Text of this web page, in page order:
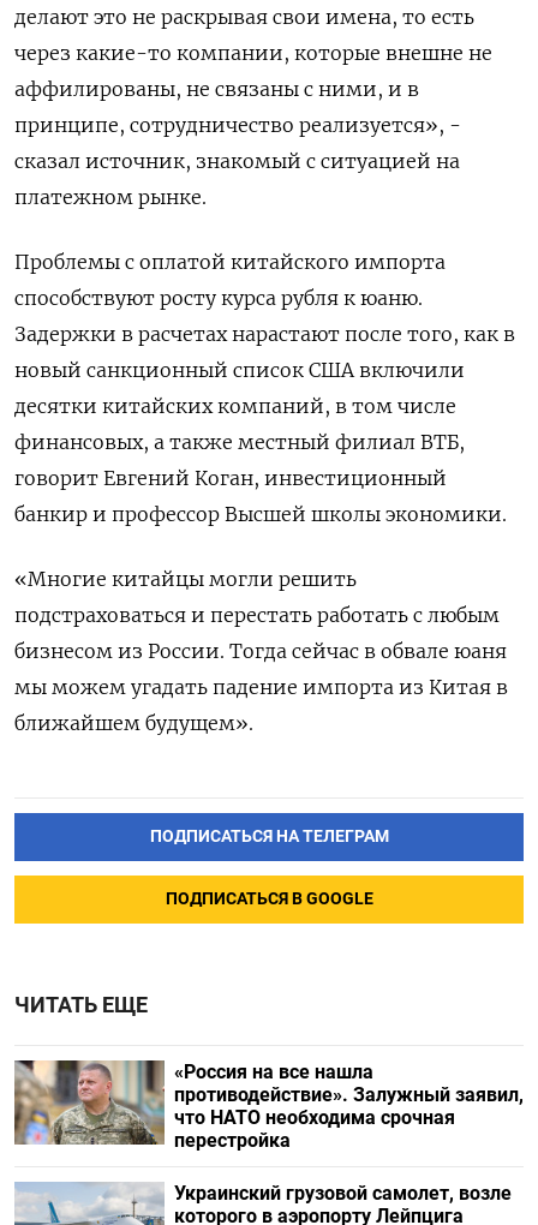
делают это не раскрывая свои имена, то есть
через какие-то компании, которые внешне не
аффилированы, не связаны с ними, и в
принципе, сотрудничество реализуется», -
сказал источник, знакомый с ситуацией на
платежном рынке.
Проблемы с оплатой китайского импорта
способствуют росту курса рубля к юаню.
Задержки в расчетах нарастают после того, как в
новый санкционный список США включили
десятки китайских компаний, в том числе
финансовых, а также местный филиал ВТБ,
говорит Евгений Коган, инвестиционный
банкир и профессор Высшей школы экономики.
«Многие китайцы могли решить
подстраховаться и перестать работать с любым
бизнесом из России. Тогда сейчас в обвале юаня
мы можем угадать падение импорта из Китая в
ближайшем будущем».
ПОДПИСАТЬСЯ НА ТЕЛЕГРАМ
ПОДПИСАТЬСЯ В GOOGLE
ЧИТАТЬ ЕЩЕ
«Россия на все нашла
противодействие». Залужный заявил,
что НАТО необходима срочная
перестройка
Украинский грузовой самолет, возле
которого в аэропорту Лейпцига